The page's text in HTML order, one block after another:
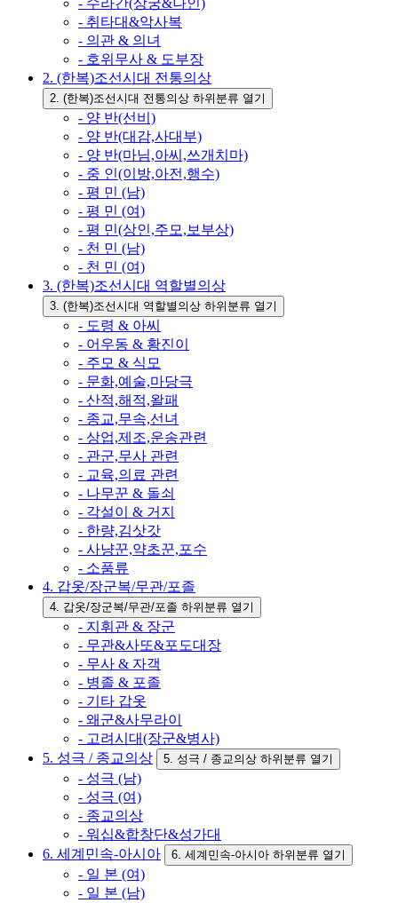
- 수라간(상궁&나인)
- 취타대&악사복
- 의관 & 의녀
- 호위무사 & 도부장
2. (한복)조선시대 전통의상
2. (한복)조선시대 전통의상 하위분류 열기
- 양 반(선비)
- 양 반(대감,사대부)
- 양 반(마님,아씨,쓰개치마)
- 중 인(이방,아전,행수)
- 평 민 (남)
- 평 민 (여)
- 평 민(상인,주모,보부상)
- 천 민 (남)
- 천 민 (여)
3. (한복)조선시대 역할별의상
3. (한복)조선시대 역할별의상 하위분류 열기
- 도령 & 아씨
- 어우동 & 황진이
- 주모 & 식모
- 문화,예술,마당극
- 산적,해적,왈패
- 종교,무속,선녀
- 상업,제조,운송관련
- 관군,무사 관련
- 교육,의료 관련
- 나무꾼 & 돌쇠
- 각설이 & 거지
- 한량,김삿갓
- 사냥꾼,약초꾼,포수
- 소품류
4. 갑옷/장군복/무관/포졸
4. 갑옷/장군복/무관/포졸 하위분류 열기
- 지휘관 & 장군
- 무관&사또&포도대장
- 무사 & 자객
- 병졸 & 포졸
- 기타 갑옷
- 왜군&사무라이
- 고려시대(장군&병사)
5. 성극 / 종교의상
5. 성극 / 종교의상 하위분류 열기
- 성극 (남)
- 성극 (여)
- 종교의상
- 워십&합창단&성가대
6. 세계민속-아시아
6. 세계민속-아시아 하위분류 열기
- 일 본 (여)
- 일 본 (남)